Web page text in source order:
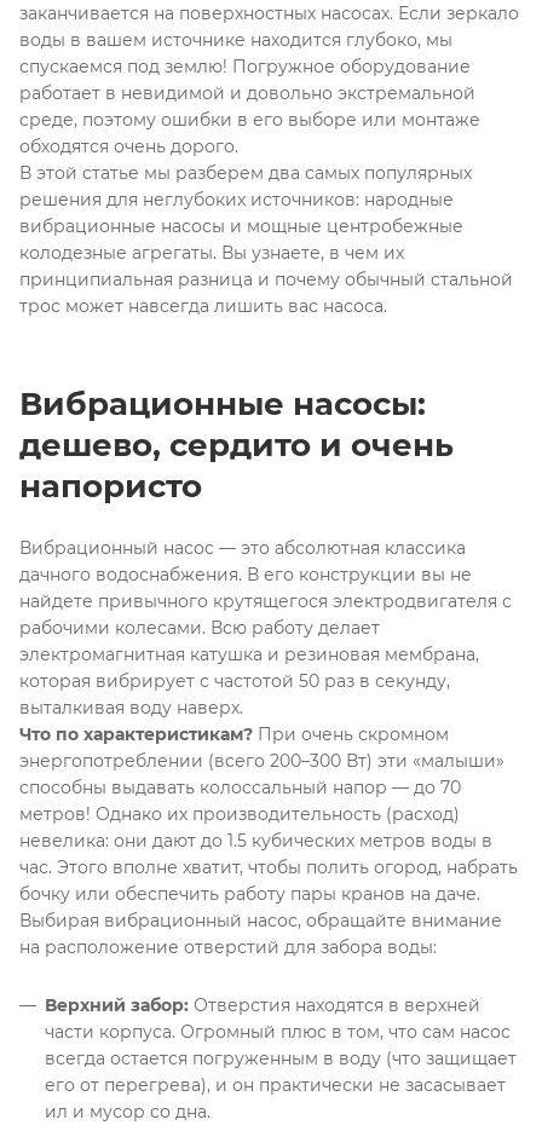
заканчивается на поверхностных насосах. Если зеркало
воды в вашем источнике находится глубоко, мы
спускаемся под землю! Погружное оборудование
работает в невидимой и довольно экстремальной
среде, поэтому ошибки в его выборе или монтаже
обходятся очень дорого.
В этой статье мы разберем два самых популярных
решения для неглубоких источников: народные
вибрационные насосы и мощные центробежные
колодезные агрегаты. Вы узнаете, в чем их
принципиальная разница и почему обычный стальной
трос может навсегда лишить вас насоса.
Вибрационные насосы:
дешево, сердито и очень
напористо
Вибрационный насос — это абсолютная классика
дачного водоснабжения. В его конструкции вы не
найдете привычного крутящегося электродвигателя с
рабочими колесами. Всю работу делает
электромагнитная катушка и резиновая мембрана,
которая вибрирует с частотой 50 раз в секунду,
выталкивая воду наверх.
Что по характеристикам? При очень скромном
энергопотреблении (всего 200–300 Вт) эти «малыши»
способны выдавать колоссальный напор — до 70
метров! Однако их производительность (расход)
невелика: они дают до 1.5 кубических метров воды в
час. Этого вполне хватит, чтобы полить огород, набрать
бочку или обеспечить работу пары кранов на даче.
Выбирая вибрационный насос, обращайте внимание
на расположение отверстий для забора воды:
Верхний забор: Отверстия находятся в верхней
части корпуса. Огромный плюс в том, что сам насос
всегда остается погруженным в воду (что защищает
его от перегрева), и он практически не засасывает
ил и мусор со дна.